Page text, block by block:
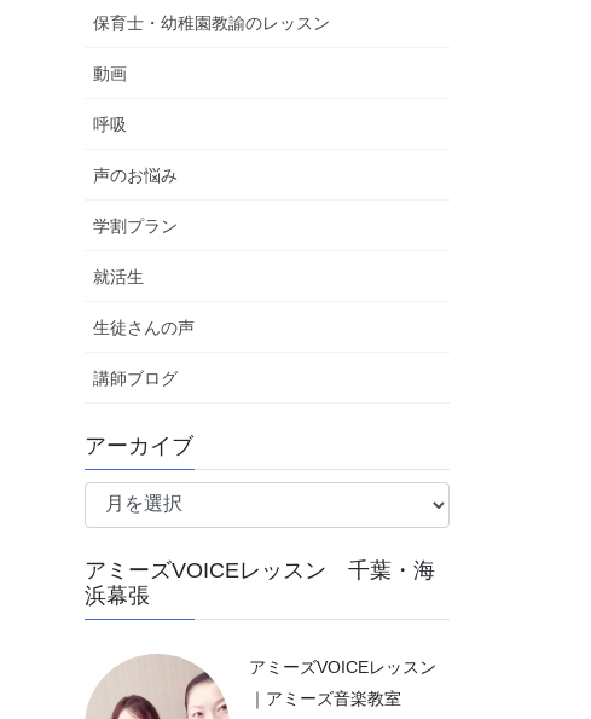
保育士・幼稚園教諭のレッスン
動画
呼吸
声のお悩み
学割プラン
就活生
生徒さんの声
講師ブログ
アーカイブ
ア
イ
ブ
アミーズVOICEレッスン 千葉・海
浜幕張
アミーズVOICEレッスン
｜アミーズ音楽教室